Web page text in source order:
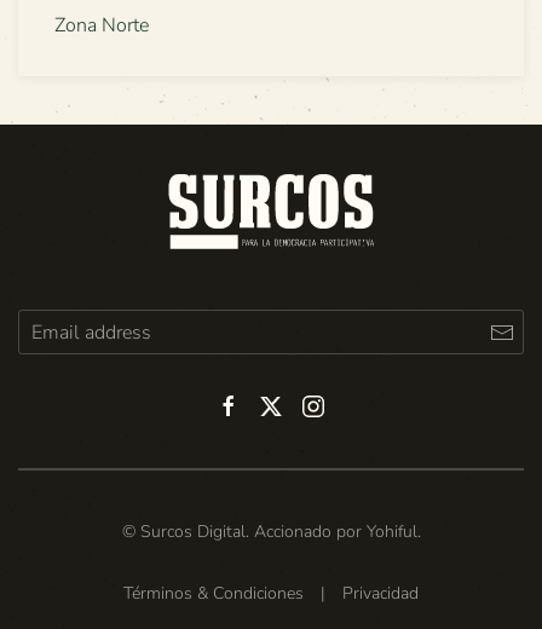
Zona Norte
© Surcos Digital. Accionado por Yohiful.
Términos & Condiciones | Privacidad